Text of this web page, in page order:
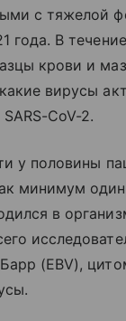
с тяжелой
года. В
крови и
вирусы
CoV-2.
у половины
минимум
в
(EBV),